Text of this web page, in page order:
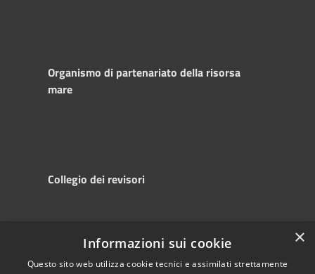
Organismo di partenariato della risorsa
mare
Collegio dei revisori
Accessibility
Copyright © 2025
Autorità di
×
Informazioni sui cookie
Questo sito web utilizza cookie tecnici e assimilati strettamente